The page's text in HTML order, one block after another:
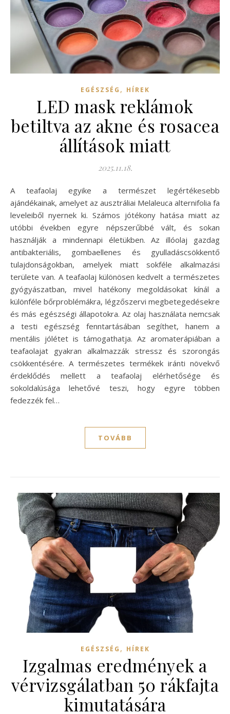
EGÉSZSÉG , HÍREK
LED mask reklámok
betiltva az akne és rosacea
állítások miatt
2025.11.18.
A teafaolaj egyike a természet legértékesebb
ajándékainak, amelyet az ausztráliai Melaleuca alternifolia fa
leveleiből nyernek ki. Számos jótékony hatása miatt az
utóbbi években egyre népszerűbbé vált, és sokan
használják a mindennapi életükben. Az illóolaj gazdag
antibakteriális, gombaellenes és gyulladáscsökkentő
tulajdonságokban, amelyek miatt sokféle alkalmazási
területe van. A teafaolaj különösen kedvelt a természetes
gyógyászatban, mivel hatékony megoldásokat kínál a
különféle bőrproblémákra, légzőszervi megbetegedésekre
és más egészségi állapotokra. Az olaj használata nemcsak
a testi egészség fenntartásában segíthet, hanem a
mentális jólétet is támogathatja. Az aromaterápiában a
teafaolajat gyakran alkalmazzák stressz és szorongás
csökkentésére. A természetes termékek iránti növekvő
érdeklődés mellett a teafaolaj elérhetősége és
sokoldalúsága lehetővé teszi, hogy egyre többen
fedezzék fel…
TOVÁBB
EGÉSZSÉG , HÍREK
Izgalmas eredmények a
vérvizsgálatban 50 rákfajta
kimutatására